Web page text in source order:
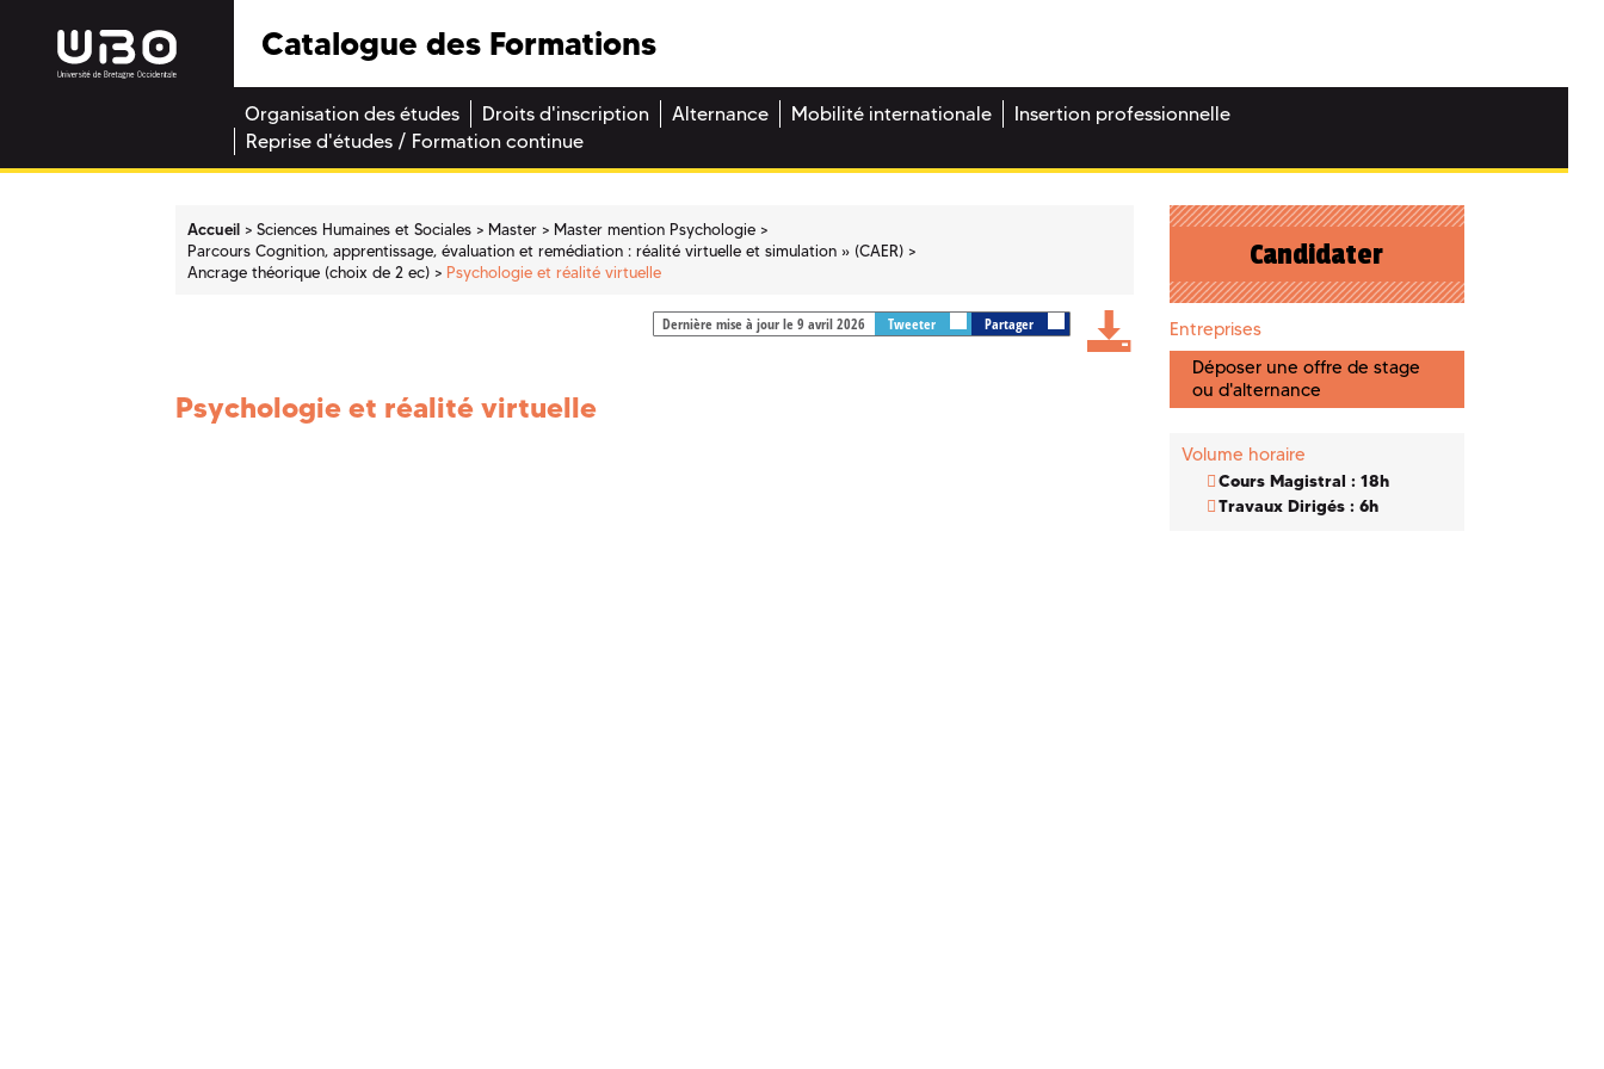
Catalogue des Formations
Organisation des études Droits d'inscription Alternance Mobilité internationale
Insertion professionnelle
Reprise d'études / Formation continue
Accueil Sciences Humaines et Sociales Master
Master mention Psychologie
Parcours Cognition, apprentissage, évaluation et remédiation : réalité virtuelle et simulation » (CAER)
Ancrage théorique (choix de 2 ec)
Psychologie et réalité virtuelle
Dernière mise à jour le 9 avril 2026 Tweeter Partager
Psychologie et réalité virtuelle
Candidater
Entreprises
Déposer une offre de stage
ou d'alternance
Volume horaire
Cours Magistral : 18h
Travaux Dirigés : 6h